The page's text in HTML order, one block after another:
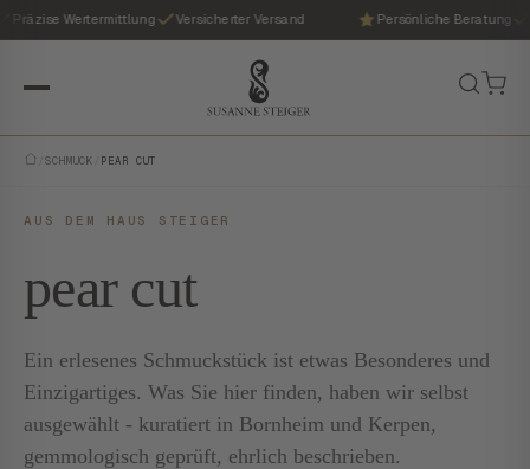
Präzise Wertermittlung Versicherter Versand Persönliche Beratung
SCHMUCK PEAR CUT
AUS DEM HAUS STEIGER
pear cut
Ein erlesenes Schmuckstück ist etwas Besonderes und
Einzigartiges. Was Sie hier finden, haben wir selbst
ausgewählt - kuratiert in Bornheim und Kerpen,
gemmologisch geprüft, ehrlich beschrieben.